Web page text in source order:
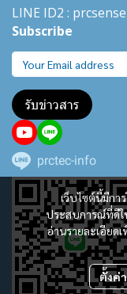
เว็บไซต์นี้มีกา
ประสบการณ์ที่ดีใ
อ่านรายละเอียด
ตั้งค่
LINE ID2 : prcsense
Subscribe
รับข่าวสาร
prctec-info